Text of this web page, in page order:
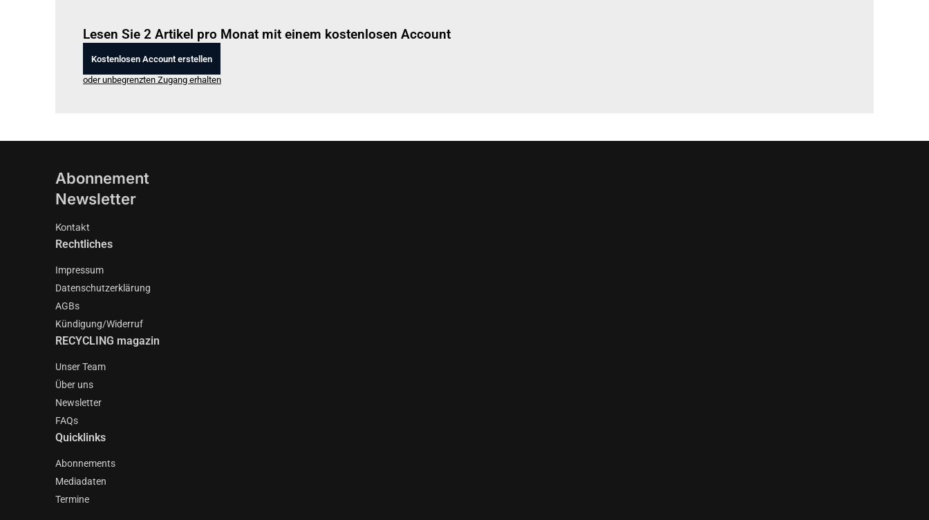
Lesen Sie 2 Artikel pro Monat mit einem kostenlosen Account
Kostenlosen Account erstellen
oder unbegrenzten Zugang erhalten
Abonnement
Newsletter
Kontakt
Rechtliches
Impressum
Datenschutzerklärung
AGBs
Kündigung/Widerruf
RECYCLING magazin
Unser Team
Über uns
Newsletter
FAQs
Quicklinks
Abonnements
Mediadaten
Termine